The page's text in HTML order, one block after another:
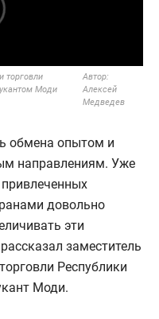
торговли
Моди
Автор:
Алексей
Медведев
обмена опытом и
направлениям. Уже
довольно
эти
заместитель
Республики
Моди.